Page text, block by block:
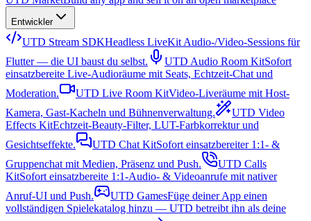
Entwickler
UTD Stream SDKHeadless LiveKit Audio-/Video-Sessions für
Flutter — die UI baust du selbst.
UTD Audio Room KitSofort
einsatzbereite Live-Audioräume mit Seats, Echtzeit-Chat und
Moderation.
UTD Live Room KitVideo-Liveräume mit Host-
Kamera, Gast-Kacheln und Bühnenverwaltung.
UTD Video
Effects KitEchtzeit-Beauty-Filter, LUT-Farbkorrektur und
Gesichtseffekte.
UTD Chat KitSofort einsatzbereiter 1:1- &
Gruppenchat mit Medien, Präsenz und Push.
UTD Calls
KitSofort einsatzbereite 1:1-Audio- & Videoanrufe mit nativer
Anruf-UI und Push.
UTD GamesFüge deiner App einen
vollständigen Spielekatalog hinzu — UTD betreibt ihn als deine